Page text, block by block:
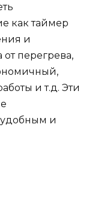
как таймер
и
перегрева,
и т.д. Эти
и